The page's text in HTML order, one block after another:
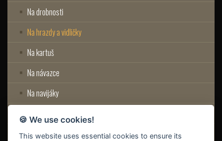
Na drobnosti
Na hrazdy a vidličky
Na kartuš
Na návazce
Na navijáky
Na olova
Na váhy
🍪 We use cookies!
This website uses essential cookies to ensure its